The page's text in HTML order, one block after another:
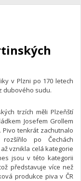
v Plzni po 170 letech
dubového sudu.
trzích měli Plzeňští
Josefem Grollem
tenkrát zachutnalo
po Čechách
vznikla celá kategorie
jsou v této kategorii
představuje více než
produkce piva v ČR